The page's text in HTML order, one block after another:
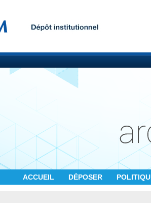
ACCUEIL DÉPOSER